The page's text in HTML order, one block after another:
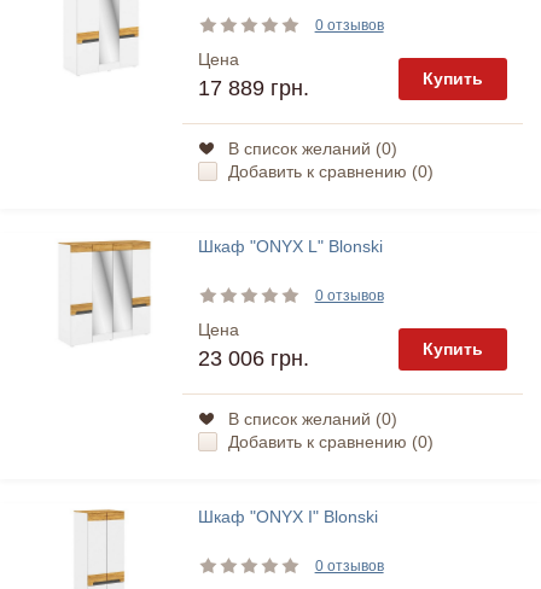
0 отзывов
Цена
17 889 грн. Купить
В список желаний (0)
Добавить к сравнению (0)
Шкаф "ONYX L" Blonski
0 отзывов
Цена
23 006 грн. Купить
В список желаний (0)
Добавить к сравнению (0)
Шкаф "ONYX I" Blonski
0 отзывов